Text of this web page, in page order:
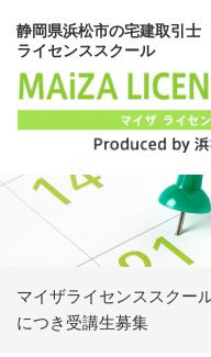
静岡県浜松市の宅建取引士
ライセンススクール
マイザライセンススクー
につき受講生募集